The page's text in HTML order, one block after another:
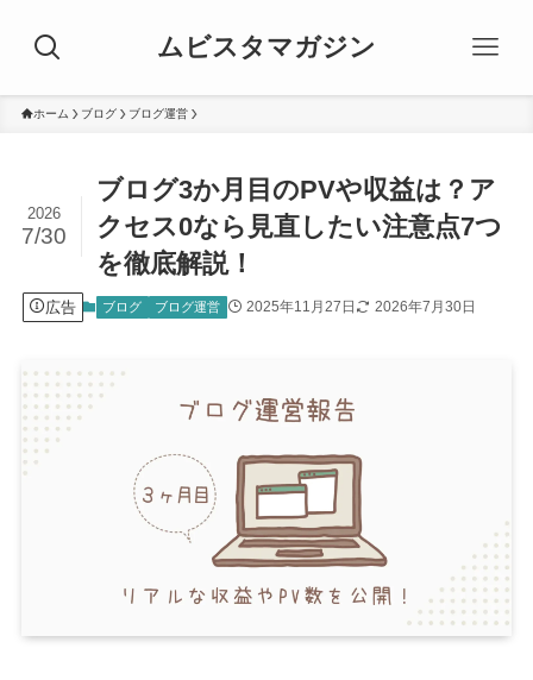
ムビスタマガジン
ホーム ブログ ブログ運営
ブログ3か月目のPVや収益は？ア
クセス0なら見直したい注意点7つ
を徹底解説！
2026
7/30
広告 ブログ ブログ運営 2025年11月27日 2026年7月30日